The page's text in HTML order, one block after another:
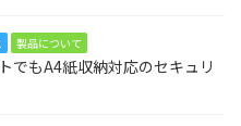
製品について
もA4紙収納対応のセキュリ